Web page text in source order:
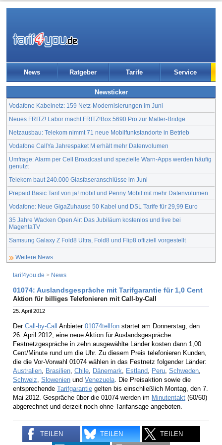
News Ratgeber Tarife Service
Newsticker
Vodafone Kabelnetz: 159 Netz-Modernisierungen im Juni
Neues FRITZ! Labor macht FRITZ!Box 5690 Pro zur Matter-Bridge
Netzausbau: Telekom nimmt 71 neue Mobilfunkstandorte in Betrieb
Vodafone CallYa Jahrespaket M erhält mehr Datenvolumen
Umfrage: Alarm per Cell Broadcast und spezielle Warn-Apps werden häufig
genutzt
Telekom baut 240.000 Glasfaseranschlüsse im Juni
Prepaid Basic Tarif von ja! mobil und Penny Mobil mit mehr Datenvolumen
Vodafone: Neue GigaZuhause 50 Kabel und DSL Tarife für 29,99 Euro
35 Jahre Wacken Open Air: Das Jubiläum kostenlos und live bei
MagentaTV
Samsung Galaxy Z Fold8 Ultra, Fold8 und Flip8 offiziell vorgestellt
Weitere News
tarif4you.de > News
01074: Auslandsgespräche mit Tarifgarantie für 1,0 Cent
Aktion für billiges Telefonieren mit Call-by-Call
25. April 2012
Der Call-by-Call Anbieter 01074tellfon startet am Donnerstag, den
26. April 2012, eine neue Aktion für Auslandsgespräche.
Festnetzgespräche in zehn ausgewählte Länder kosten dann 1,00
Cent/Minute rund um die Uhr. Zu diesem Preis telefonieren Kunden,
die die Vor-Vorwahl 01074 wählen in das Festnetz folgender Länder:
Australien
Brasilien Chile Dänemark Estland Peru Schweden
Schweiz Slowenien und Venezuela . Die Preisaktion sowie die
entsprechende Tarifgarantie gelten bis einschließlich Montag, den 7.
Mai 2012. Gespräche über die 01074 werden im Minutentakt (60/60)
abgerechnet und derzeit noch ohne Tarifansage angeboten.
TEILEN TEILEN TEILEN